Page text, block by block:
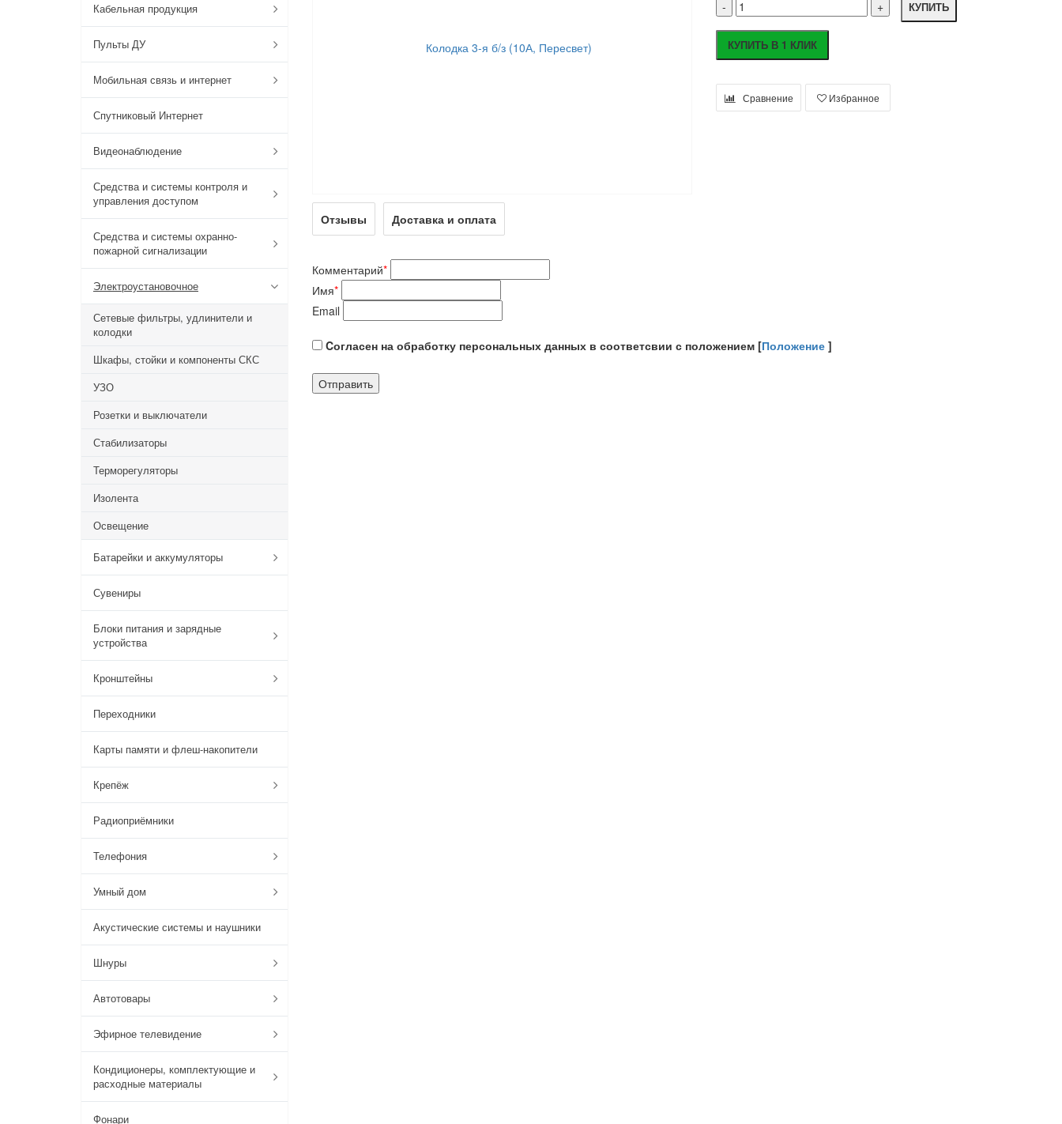
Кабельная продукция
Пульты ДУ
Мобильная связь и интернет
Спутниковый Интернет
Видеонаблюдение
Средства и системы контроля и
управления доступом
Средства и системы охранно-
пожарной сигнализации
Электроустановочное
Сетевые фильтры, удлинители и
колодки
Шкафы, стойки и компоненты СКС
УЗО
Розетки и выключатели
Стабилизаторы
Терморегуляторы
Изолента
Освещение
Батарейки и аккумуляторы
Сувениры
Блоки питания и зарядные
устройства
Кронштейны
Переходники
Карты памяти и флеш-накопители
Крепёж
Радиоприёмники
Телефония
Умный дом
Акустические системы и наушники
Шнуры
Автотовары
Эфирное телевидение
Кондиционеры, комплектующие и
расходные материалы
Фонари
КУПИТЬ
КУПИТЬ В 1 КЛИК
Сравнение Избранное
Отзывы Доставка и оплата
Комментарий*
Имя*
Email
Cогласен на обработку персональных данных в соответсвии с положением [Положение ]